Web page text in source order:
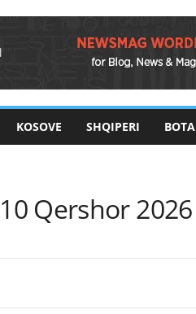
KOSOVE SHQIPERI BOTA
Qershor 2026